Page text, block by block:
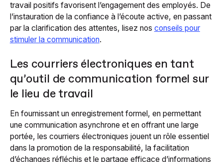
travail positifs favorisent l’engagement des employés. De
l’instauration de la confiance à l’écoute active, en passant
par la clarification des attentes, lisez nos conseils pour
stimuler la communication.
Les courriers électroniques en tant
qu’outil de communication formel sur
le lieu de travail
En fournissant un enregistrement formel, en permettant
une communication asynchrone et en offrant une large
portée, les courriers électroniques jouent un rôle essentiel
dans la promotion de la responsabilité, la facilitation
d’échanges réfléchis et le partage efficace d’informations